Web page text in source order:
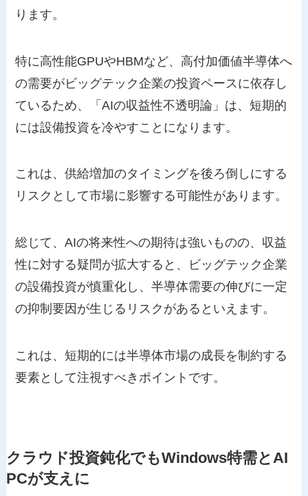
ります。
特に高性能GPUやHBMなど、高付加価値半導体へ
の需要がビッグテック企業の投資ペースに依存し
ているため、「AIの収益性不透明論」は、短期的
には設備投資を冷やすことになります。
これは、供給増加のタイミングを後ろ倒しにする
リスクとして市場に影響する可能性があります。
総じて、AIの将来性への期待は強いものの、収益
性に対する疑問が拡大すると、ビッグテック企業
の設備投資が慎重化し、半導体需要の伸びに一定
の抑制要因が生じるリスクがあるといえます。
これは、短期的には半導体市場の成長を制約する
要素として注視すべきポイントです。
クラウド投資鈍化でもWindows特需とAI
PCが支えに